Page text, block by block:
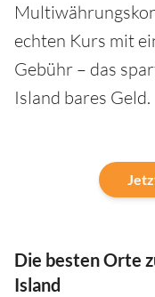
echten Kurs mit
Gebühr – das
Island bares Geld.
Die besten Orte
Island